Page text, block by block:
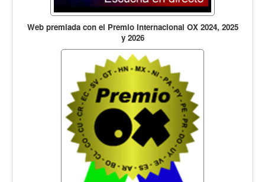
Web premiada con el Premio Internacional OX 2024, 2025
y 2026